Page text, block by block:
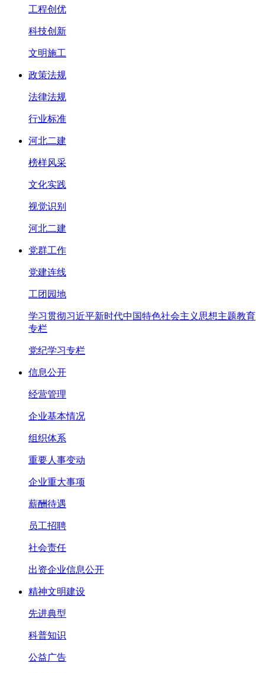
工程创优
科技创新
文明施工
政策法规
法律法规
行业标准
河北二建
榜样风采
文化实践
视觉识别
河北二建
党群工作
党建连线
工团园地
学习贯彻习近平新时代中国特色社会主义思想主题教育
专栏
党纪学习专栏
信息公开
经营管理
企业基本情况
组织体系
重要人事变动
企业重大事项
薪酬待遇
员工招聘
社会责任
出资企业信息公开
精神文明建设
先进典型
科普知识
公益广告